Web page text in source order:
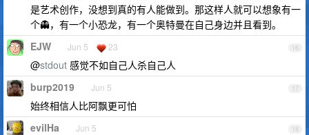
是艺术创作，没想到真的有人能做到。那这样人就可以想象有一
个👻，有一个小恐龙，有一个奥特曼在自己身边并且看到。
16
EJW Jun 5 23
@stdout 感觉不如自己人杀自己人
17
burp2019 Jun 5
始终相信人比阿飘更可怕
18
evilHa Jun 5